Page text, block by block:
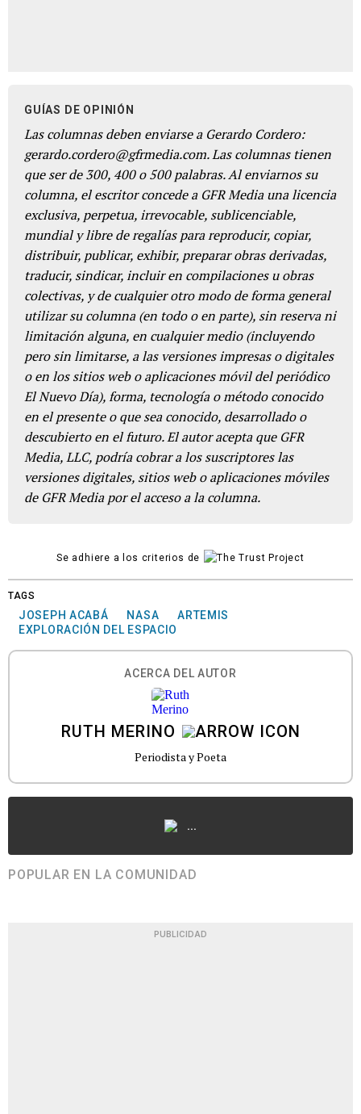
GUÍAS DE OPINIÓN
Las columnas deben enviarse a Gerardo Cordero:
gerardo.cordero@gfrmedia.com. Las columnas tienen
que ser de 300, 400 o 500 palabras. Al enviarnos su
columna, el escritor concede a GFR Media una licencia
exclusiva, perpetua, irrevocable, sublicenciable,
mundial y libre de regalías para reproducir, copiar,
distribuir, publicar, exhibir, preparar obras derivadas,
traducir, sindicar, incluir en compilaciones u obras
colectivas, y de cualquier otro modo de forma general
utilizar su columna (en todo o en parte), sin reserva ni
limitación alguna, en cualquier medio (incluyendo
pero sin limitarse, a las versiones impresas o digitales
o en los sitios web o aplicaciones móvil del periódico
El Nuevo Día), forma, tecnología o método conocido
en el presente o que sea conocido, desarrollado o
descubierto en el futuro. El autor acepta que GFR
Media, LLC, podría cobrar a los suscriptores las
versiones digitales, sitios web o aplicaciones móviles
de GFR Media por el acceso a la columna.
Se adhiere a los criterios de
TAGS
JOSEPH ACABÁ NASA
ARTEMIS
EXPLORACIÓN DEL ESPACIO
ACERCA DEL AUTOR
RUTH MERINO
Periodista y Poeta
...
POPULAR EN LA COMUNIDAD
PUBLICIDAD